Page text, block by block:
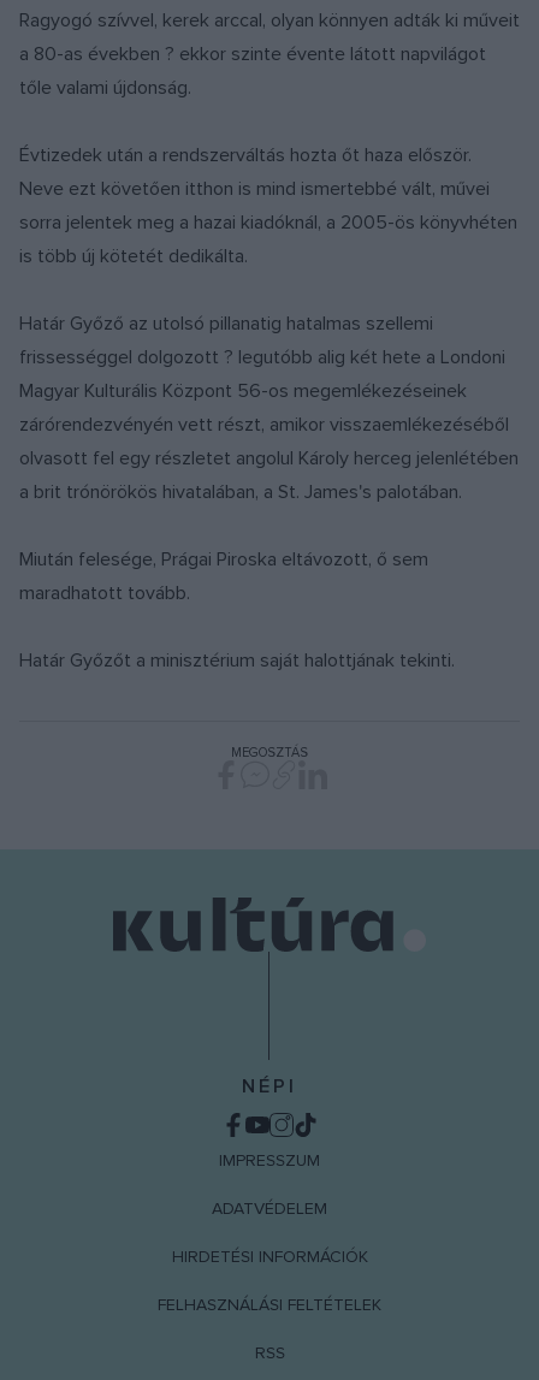
Ragyogó szívvel, kerek arccal, olyan könnyen adták ki műveit
a 80-as években ? ekkor szinte évente látott napvilágot
tőle valami újdonság.
Évtizedek után a rendszerváltás hozta őt haza először.
Neve ezt követően itthon is mind ismertebbé vált, művei
sorra jelentek meg a hazai kiadóknál, a 2005-ös könyvhéten
is több új kötetét dedikálta.
Határ Győző az utolsó pillanatig hatalmas szellemi
frissességgel dolgozott ? legutóbb alig két hete a Londoni
Magyar Kulturális Központ 56-os megemlékezéseinek
zárórendezvényén vett részt, amikor visszaemlékezéséből
olvasott fel egy részletet angolul Károly herceg jelenlétében
a brit trónörökös hivatalában, a St. James's palotában.
Miután felesége, Prágai Piroska eltávozott, ő sem
maradhatott tovább.
Határ Győzőt a minisztérium saját halottjának tekinti.
MEGOSZTÁS
NÉPI
IMPRESSZUM
ADATVÉDELEM
HIRDETÉSI INFORMÁCIÓK
FELHASZNÁLÁSI FELTÉTELEK
RSS